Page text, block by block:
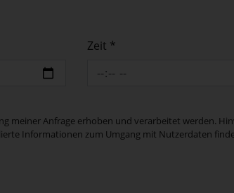
Zeit *
meiner Anfrage erhoben und verarbeitet werden.
Informationen zum Umgang mit Nutzerdaten